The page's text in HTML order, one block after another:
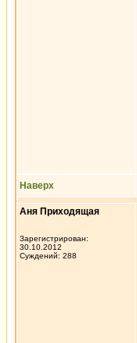
Наверх
Аня Приходящая
Зарегистрирован:
30.10.2012
Суждений: 288